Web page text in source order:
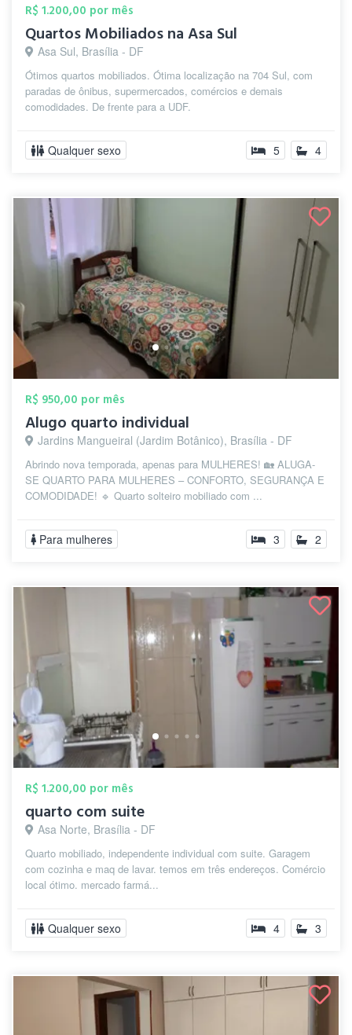
R$ 1.200,00 por mês
Quartos Mobiliados na Asa Sul
Asa Sul, Brasília - DF
Ótimos quartos mobiliados. Ótima localização na 704 Sul, com
paradas de ônibus, supermercados, comércios e demais
comodidades. De frente para a UDF.
Qualquer sexo 5 4
R$ 950,00 por mês
Alugo quarto individual
Jardins Mangueiral (Jardim Botânico), Brasília - DF
Abrindo nova temporada, apenas para MULHERES! 🏡 ALUGA-
SE QUARTO PARA MULHERES – CONFORTO, SEGURANÇA E
COMODIDADE! 🔹 Quarto solteiro mobiliado com ...
Para mulheres 3 2
R$ 1.200,00 por mês
quarto com suite
Asa Norte, Brasília - DF
Quarto mobiliado, independente individual com suite. Garagem
com cozinha e maq de lavar. temos em três endereços. Comércio
local ótimo. mercado farmá...
Qualquer sexo 4 3